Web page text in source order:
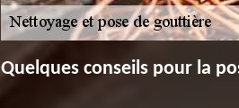
Quelques conseils pour la